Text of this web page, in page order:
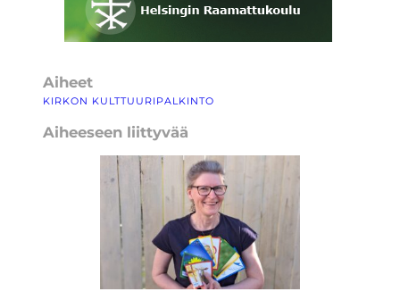
Aiheet
KIRKON KULTTUURIPALKINTO
Aiheeseen liittyvää